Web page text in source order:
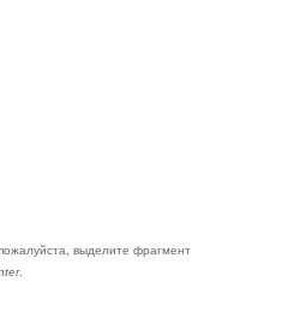
выделите фрагмент
.